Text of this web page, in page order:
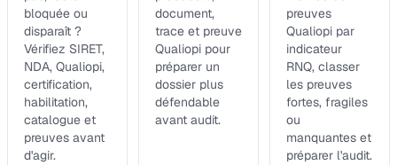
bloquée ou
disparaît ?
Vérifiez SIRET,
NDA, Qualiopi,
certification,
habilitation,
catalogue et
preuves avant
d'agir.
document,
trace et preuve
Qualiopi pour
préparer un
dossier plus
défendable
avant audit.
preuves
Qualiopi par
indicateur
RNQ, classer
les preuves
fortes, fragiles
ou
manquantes et
préparer l'audit.